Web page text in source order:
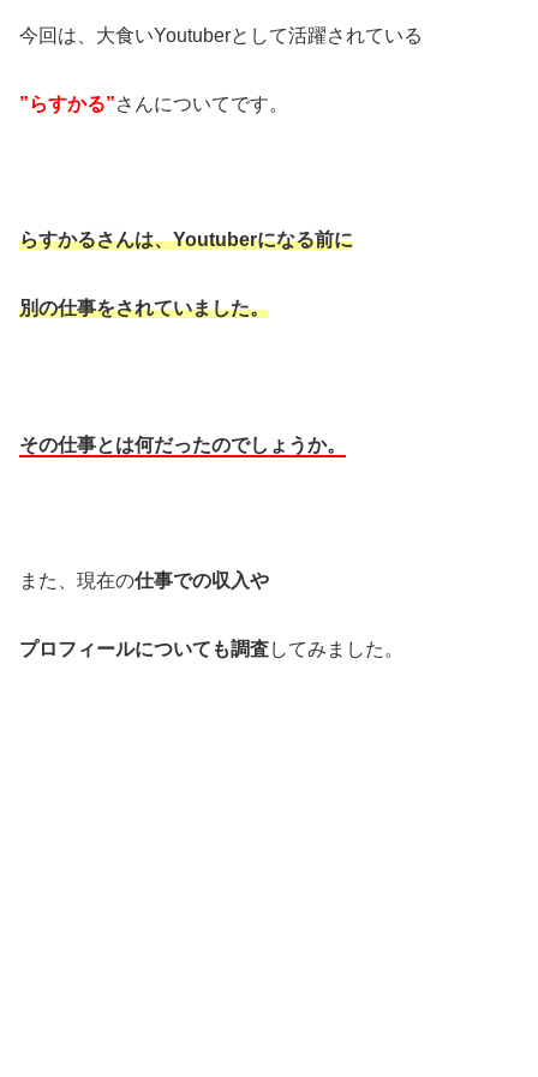
今回は、大食いYoutuberとして活躍されている
”らすかる”さんについてです。
らすかるさんは、Youtuberになる前に
別の仕事をされていました。
その仕事とは何だったのでしょうか。
また、現在の仕事での収入や
プロフィールについても調査してみました。